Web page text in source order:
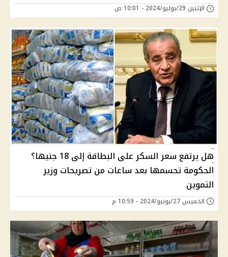
الإثنين 29/يوليو/2024 - 10:01 ص
هل يرتفع سعر السكر على البطاقة إلى 18 جنيها؟
الحكومة تحسمها بعد ساعات من تصريحات وزير
التموين
الخميس 27/يونيو/2024 - 10:59 م